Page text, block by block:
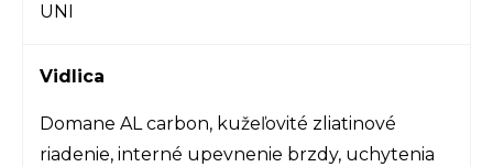
UNI
Vidlica
Domane AL carbon, kužeľovité zliatinové
riadenie, interné upevnenie brzdy, uchytenia